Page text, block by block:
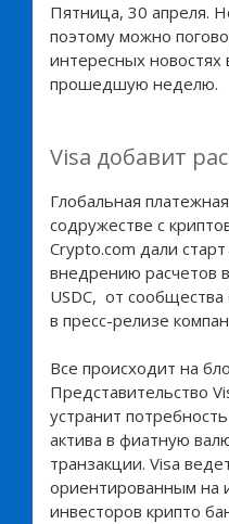
Пятница, 30 апреля.
поэтому можно
интересных новостях
прошедшую неделю.
Visa добавит
Глобальная
содружестве с
Crypto.com дали
внедрению расчетов
USDC, от сообщества
в пресс-релизе
Все происходит на
Представительство
устранит
актива в фиатную
транзакции. Visa
ориентированным на
инвесторов крипто